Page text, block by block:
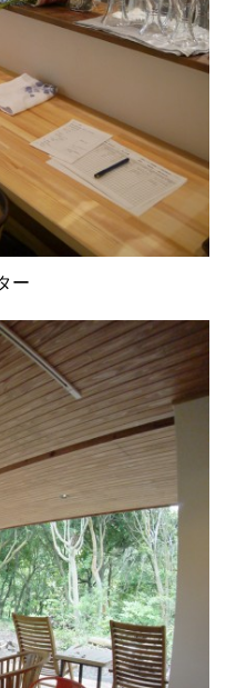
ー